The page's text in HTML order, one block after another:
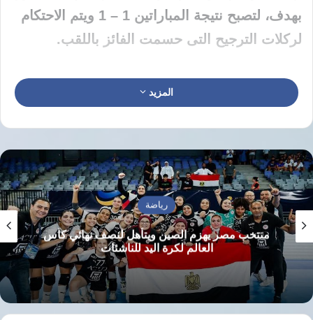
بهدف، لتصبح نتيجة المباراتين 1 – 1 ويتم الاحتكام
لركلات الترجيح التى حسمت الفائز باللقب.
المزيد
رياضة
منتخب مصر يهزم الصين ويتأهل لنصف نهائي كأس
العالم لكرة اليد للناشئات